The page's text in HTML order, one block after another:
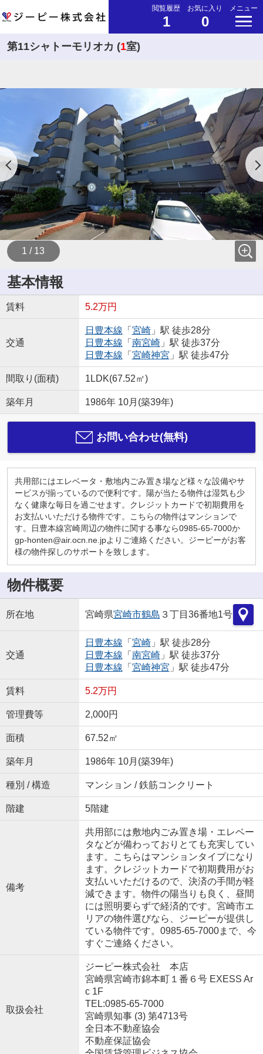
閲覧履歴
1
お気に入り
0
メニュー
第11シャトーモリオカ (1室)
1 / 13
基本情報
賃料 5.2万円
交通
日豊本線 「 宮崎」駅 徒歩28分
日豊本線 「 南宮崎」駅 徒歩37分
日豊本線 「 宮崎神宮 」駅 徒歩47分
間取り(面積) 1LDK(67.52㎡)
築年月 1986年 10月(築39年)
お問い合わせ(無料)
共用部にはエレベータ・敷地内ごみ置き場など様々な設備やサ
ービスが揃っているので便利です。陽が当たる物件は湿気も少
なく健康な毎日を過ごせます。クレジットカードで初期費用を
お支払いいただける物件です。こちらの物件はマンションで
す。日豊本線宮崎周辺の物件に関する事なら0985-65-7000か
gp-honten@air.ocn.ne.jpよりご連絡ください。ジーピーがお客
様の物件探しのサポートを致します。
物件概要
所在地 宮崎県宮崎市鶴島 ３丁目36番地1号
交通
日豊本線 「 宮崎」駅 徒歩28分
日豊本線 「 南宮崎」駅 徒歩37分
日豊本線 「 宮崎神宮 」駅 徒歩47分
賃料 5.2万円
管理費等 2,000円
面積 67.52㎡
築年月 1986年 10月(築39年)
種別 / 構造 マンション / 鉄筋コンクリート
階建 5階建
備考
共用部には敷地内ごみ置き場・エレベー
タなどが備わっておりとても充実してい
ます。こちらはマンションタイプになり
ます。クレジットカードで初期費用がお
支払いいただけるので、決済の手間が軽
減できます。物件の陽当りも良く、昼間
には照明要らずで経済的です。宮崎市エ
リアの物件選びなら、ジーピーが提供し
ている物件です。0985-65-7000まで、今
すぐご連絡ください。
取扱会社
ジーピー株式会社 本店
宮崎県宮崎市錦本町１番６号 EXESS Ar
c 1F
TEL:0985-65-7000
宮崎県知事 (3) 第4713号
全日本不動産協会
不動産保証協会